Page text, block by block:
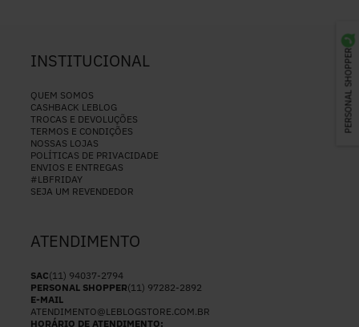
PERSONAL SHOPPER
INSTITUCIONAL
QUEM SOMOS
CASHBACK LEBLOG
TROCAS E DEVOLUÇÕES
TERMOS E CONDIÇÕES
NOSSAS LOJAS
POLÍTICAS DE PRIVACIDADE
ENVIOS E ENTREGAS
#LBFRIDAY
SEJA UM REVENDEDOR
ATENDIMENTO
SAC(11) 94037-2794
PERSONAL SHOPPER(11) 97282-2892
E-MAIL
ATENDIMENTO@LEBLOGSTORE.COM.BR
HORÁRIO DE ATENDIMENTO: